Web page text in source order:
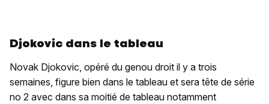
Djokovic dans le tableau
Novak Djokovic, opéré du genou droit il y a trois
semaines, figure bien dans le tableau et sera tête de série
no 2 avec dans sa moitié de tableau notamment